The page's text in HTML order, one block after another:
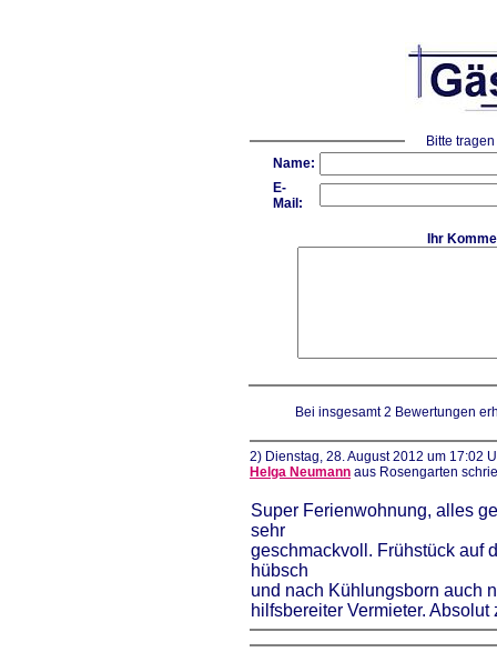
Bitte
Name:
E-
Mail:
Ihr
Bei insgesamt 2 Bewertungen
2) Dienstag, 28. August 2012 um 17:02
Helga Neumann aus Rosengarten
Super Ferienwohnung, alles
sehr
geschmackvoll. Frühstück auf
hübsch
und nach Kühlungsborn auch
hilfsbereiter Vermieter. Absolut